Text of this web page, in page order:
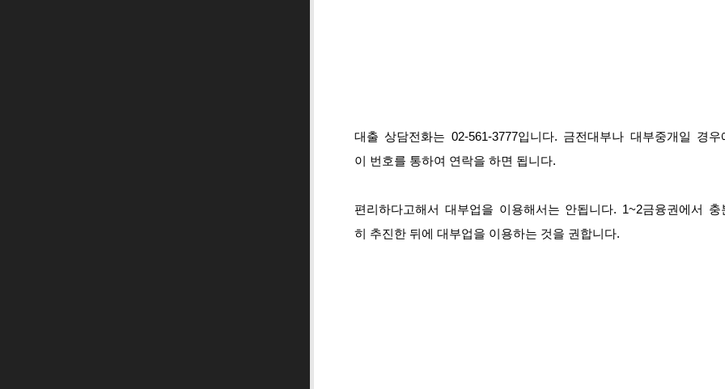
대출 상담전화는 02-561-3777입니다. 금전대부나 대부중개일 경우
이 번호를 통하여 연락을 하면 됩니다.
편리하다고해서 대부업을 이용해서는 안됩니다. 1~2금융권에서 충
히 추진한 뒤에 대부업을 이용하는 것을 권합니다.